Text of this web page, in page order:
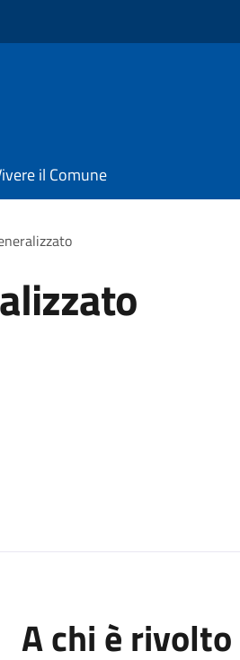
il Comune
A chi è rivolto